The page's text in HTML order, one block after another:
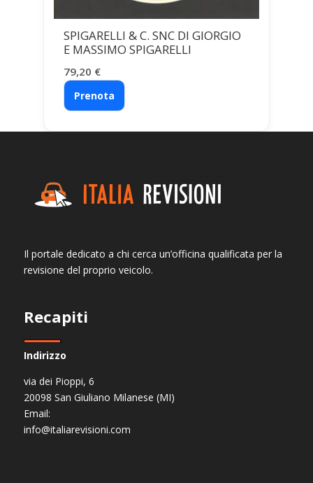
SPIGARELLI & C. SNC DI GIORGIO
E MASSIMO SPIGARELLI
79,20 €
Prenota
Il portale dedicato a chi cerca un’officina qualificata per la
revisione del proprio veicolo.
Recapiti
Indirizzo
via dei Pioppi, 6
20098 San Giuliano Milanese (MI)
Email:
info@italiarevisioni.com